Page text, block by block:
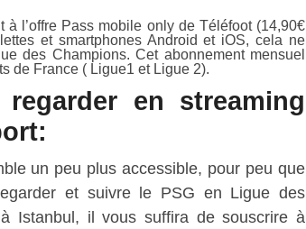
l’offre Pass mobile only de Téléfoot (14,90€
et smartphones Android et iOS, cela ne
des Champions. Cet abonnement mensuel
de France ( Ligue1 et Ligue 2).
en streaming
un peu plus accessible, pour peu que
et suivre le PSG en Ligue des
Istanbul, il vous suffira de souscrire à